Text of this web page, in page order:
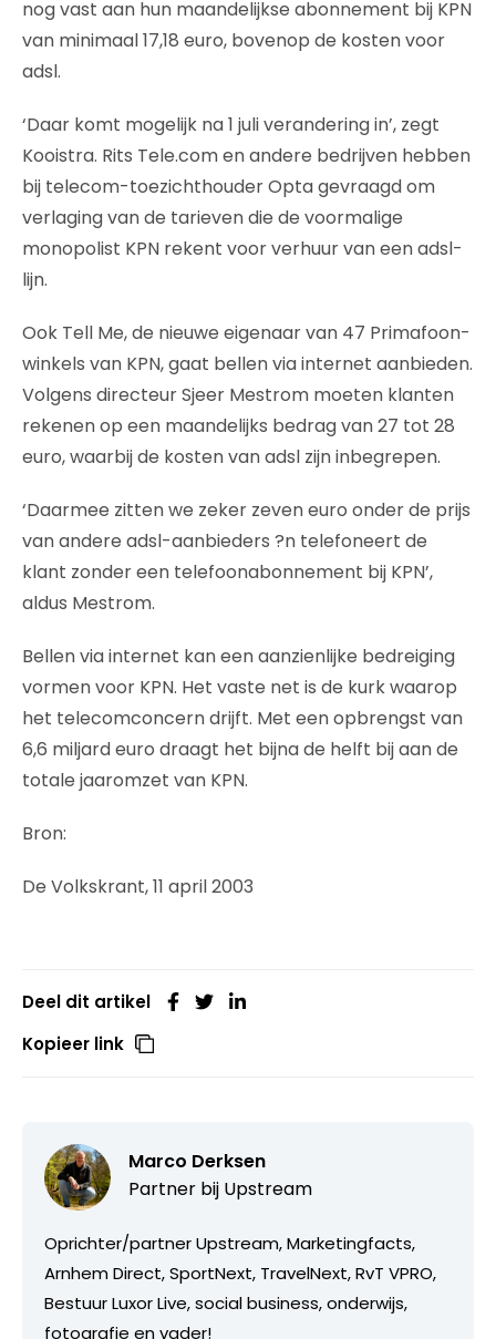
nog vast aan hun maandelijkse abonnement bij KPN
van minimaal 17,18 euro, bovenop de kosten voor
adsl.
‘Daar komt mogelijk na 1 juli verandering in’, zegt
Kooistra. Rits Tele.com en andere bedrijven hebben
bij telecom-toezichthouder Opta gevraagd om
verlaging van de tarieven die de voormalige
monopolist KPN rekent voor verhuur van een adsl-
lijn.
Ook Tell Me, de nieuwe eigenaar van 47 Primafoon-
winkels van KPN, gaat bellen via internet aanbieden.
Volgens directeur Sjeer Mestrom moeten klanten
rekenen op een maandelijks bedrag van 27 tot 28
euro, waarbij de kosten van adsl zijn inbegrepen.
‘Daarmee zitten we zeker zeven euro onder de prijs
van andere adsl-aanbieders ?n telefoneert de
klant zonder een telefoonabonnement bij KPN’,
aldus Mestrom.
Bellen via internet kan een aanzienlijke bedreiging
vormen voor KPN. Het vaste net is de kurk waarop
het telecomconcern drijft. Met een opbrengst van
6,6 miljard euro draagt het bijna de helft bij aan de
totale jaaromzet van KPN.
Bron:
De Volkskrant, 11 april 2003
Deel dit artikel
Kopieer link
Marco Derksen
Partner bij Upstream
Oprichter/partner Upstream, Marketingfacts,
Arnhem Direct, SportNext, TravelNext, RvT VPRO,
Bestuur Luxor Live, social business, onderwijs,
fotografie en vader!